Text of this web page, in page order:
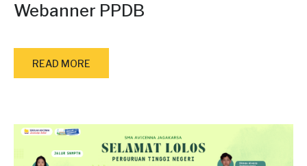
Webanner PPDB
READ MORE